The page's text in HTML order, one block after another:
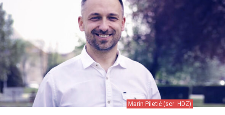
Marin Piletić (scr: HDZ)